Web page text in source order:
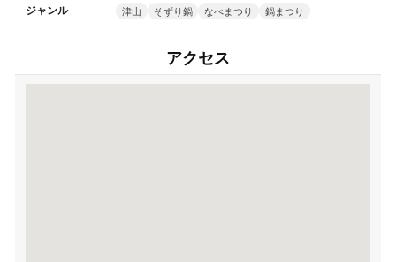
ジャンル 津山 そずり鍋 なべまつり 鍋まつり
アクセス